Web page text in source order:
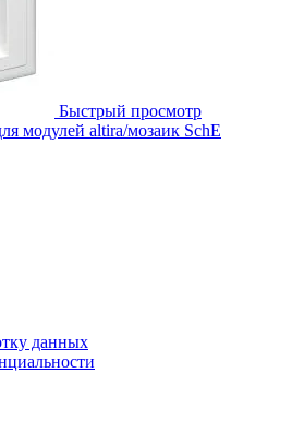
Быстрый просмотр
модулей altira/мозаик SchE
данных